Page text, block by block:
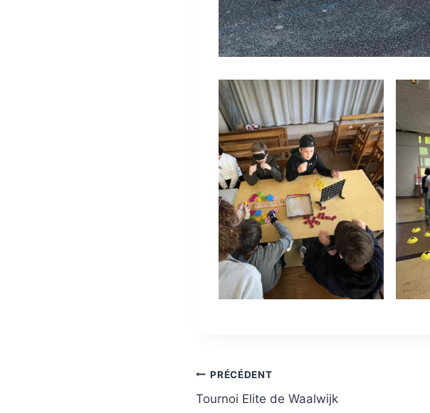
Navigation
PRÉCÉDENT
Tournoi Elite de Waalwijk